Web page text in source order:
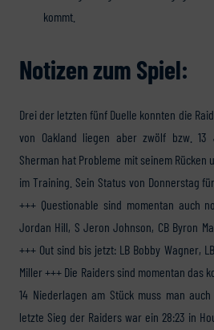
kommt.
Notizen zum Spiel:
Drei der letzten fünf Duelle konnten die
von Oakland liegen aber zwölf bzw. 13
Sherman hat Probleme mit seinem Rücken
im Training. Sein Status von Donnerstag
+++ Questionable sind momentan auch
Jordan Hill, S Jeron Johnson, CB Byron
+++ Out sind bis jetzt: LB Bobby Wagner,
Miller +++ Die Raiders sind momentan das
14 Niederlagen am Stück muss man
letzte Sieg der Raiders war ein 28:23 in